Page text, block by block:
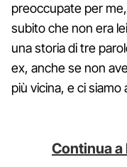
preoccupate per
subito che non era
una storia di tre
ex, anche se non
più vicina, e ci siamo
Continua a